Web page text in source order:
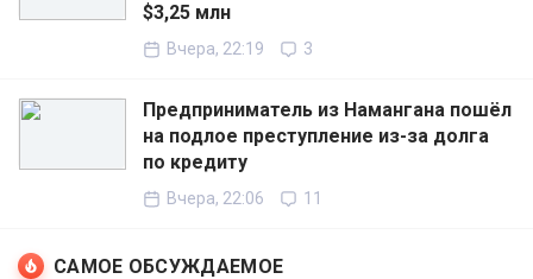
$3,25 млн
Вчера, 22:19 3
Предприниматель из Намангана пошёл
на подлое преступление из-за долга
по кредиту
Вчера, 22:06 11
САМОЕ ОБСУЖДАЕМОЕ